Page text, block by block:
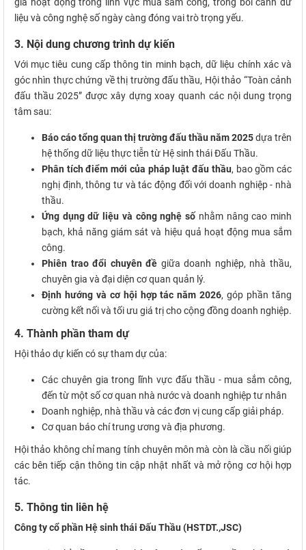
liệu và công nghệ số ngày càng đóng vai trò trọng yếu.
3. Nội dung chương trình dự kiến
Với mục tiêu cung cấp thông tin minh bạch, dữ liệu chính xác và
góc nhìn thực chứng về thị trường đấu thầu, Hội thảo “Toàn cảnh
đấu thầu 2025” được xây dựng xoay quanh các nội dung trọng
tâm sau:
Báo cáo tổng quan thị trường đấu thầu năm 2025dựa trên
hệ thống dữ liệu thực tiễn từ Hệ sinh thái Đấu Thầu.
Phân tích điểm mới của pháp luật đấu thầu, bao gồm các
nghị định, thông tư và tác động đối với doanh nghiệp - nhà
thầu.
Ứng dụng dữ liệu và công nghệ số nhằm nâng cao minh
bạch, khả năng giám sát và hiệu quả hoạt động mua sắm
công.
Phiên trao đổi chuyên đề giữa doanh nghiệp, nhà thầu,
chuyên gia và đại diện cơ quan quản lý.
Định hướng và cơ hội hợp tác năm 2026, góp phần tăng
cường kết nối và tối ưu giá trị cho cộng đồng doanh nghiệp.
4. Thành phần tham dự
Hội thảo dự kiến có sự tham dự của:
Các chuyên gia trong lĩnh vực đấu thầu - mua sắm công,
đến từ một số cơ quan nhà nước và doanh nghiệp tư nhân
Doanh nghiệp, nhà thầu và các đơn vị cung cấp giải pháp.
Cơ quan báo chí trung ương và địa phương.
Hội thảo không chỉ mang tính chuyên môn mà còn là cầu nối giúp
các bên tiếp cận thông tin cập nhật nhất và mở rộng cơ hội hợp
tác.
5. Thông tin liên hệ
Công ty cổ phần Hệ sinh thái Đấu Thầu (HSTDT.,JSC)